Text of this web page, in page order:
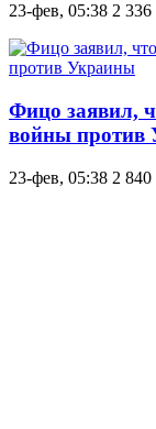
23-фев, 05:38 2 336
Фицо заявил,
войны против
23-фев, 05:38 2 840